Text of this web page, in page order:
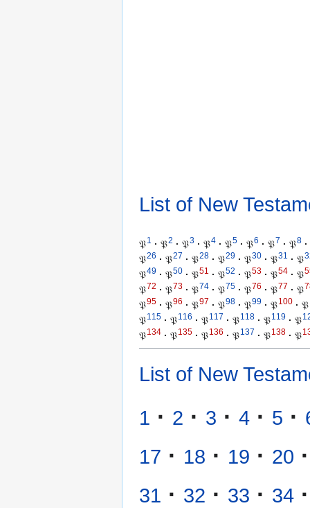
List of New
𝔓1 · 𝔓2 · 𝔓3 · 𝔓4 · 𝔓5 · 𝔓6 · 𝔓7 · 𝔓8 ·
𝔓26 · 𝔓27 · 𝔓28 · 𝔓29 · 𝔓30 · 𝔓31 · 𝔓
𝔓49 · 𝔓50 · 𝔓51 · 𝔓52 · 𝔓53 · 𝔓54 · 𝔓
𝔓72 · 𝔓73 · 𝔓74 · 𝔓75 · 𝔓76 · 𝔓77 · 𝔓
𝔓95 · 𝔓96 · 𝔓97 · 𝔓98 · 𝔓99 · 𝔓100 · 𝔓
𝔓115 · 𝔓116 · 𝔓117 · 𝔓118 · 𝔓119 · 𝔓
𝔓134 · 𝔓135 · 𝔓136 · 𝔓137 · 𝔓138 · 𝔓
List of New
1 · 2 · 3 · 4 · 5 ·
17 · 18 · 19 · 20 ·
31 · 32 · 33 · 34 ·